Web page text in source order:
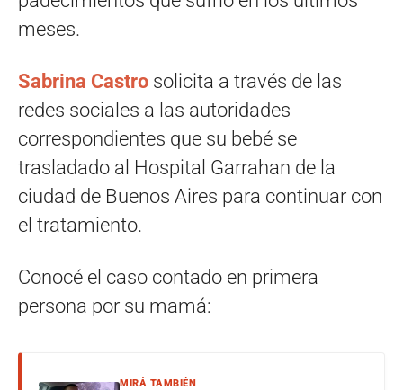
meses.
Sabrina Castro solicita a través de las
redes sociales a las autoridades
correspondientes que su bebé se
trasladado al Hospital Garrahan de la
ciudad de Buenos Aires para continuar con
el tratamiento.
Conocé el caso contado en primera
persona por su mamá:
MIRÁ TAMBIÉN